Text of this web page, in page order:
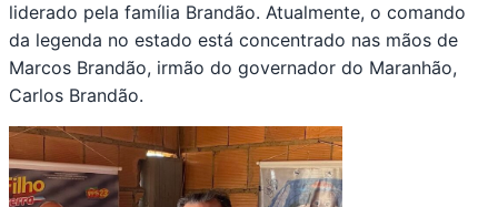
liderado pela família Brandão. Atualmente, o comando
da legenda no estado está concentrado nas mãos de
Marcos Brandão, irmão do governador do Maranhão,
Carlos Brandão.